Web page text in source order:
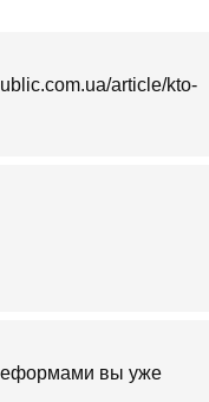
article/kto-
вы уже